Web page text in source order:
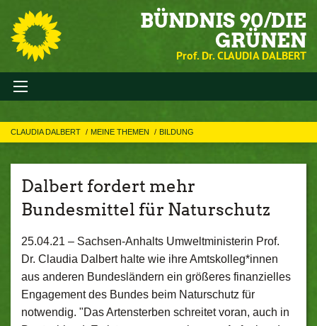
BÜNDNIS 90/DIE
GRÜNEN
Prof. Dr. CLAUDIA DALBERT
CLAUDIA DALBERT MEINE THEMEN BILDUNG
Dalbert fordert mehr
Bundesmittel für Naturschutz
25.04.21 – Sachsen-Anhalts Umweltministerin Prof.
Dr. Claudia Dalbert halte wie ihre Amtskolleg*innen
aus anderen Bundesländern ein größeres finanzielles
Engagement des Bundes beim Naturschutz für
notwendig. "Das Artensterben schreitet voran, auch in